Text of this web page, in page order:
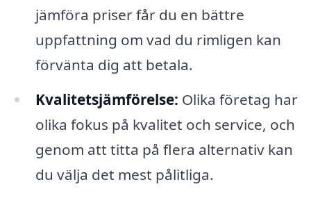
jämföra priser får du en bättre
uppfattning om vad du rimligen kan
förvänta dig att betala.
Kvalitetsjämförelse: Olika företag har
olika fokus på kvalitet och service, och
genom att titta på flera alternativ kan
du välja det mest pålitliga.